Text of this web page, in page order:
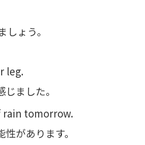
ょう。
leg.
ました。
rain tomorrow.
があります。